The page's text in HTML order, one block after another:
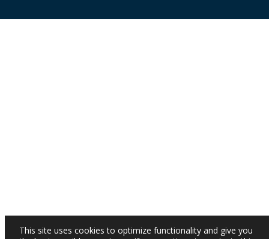
This site uses cookies to optimize functionality and give you